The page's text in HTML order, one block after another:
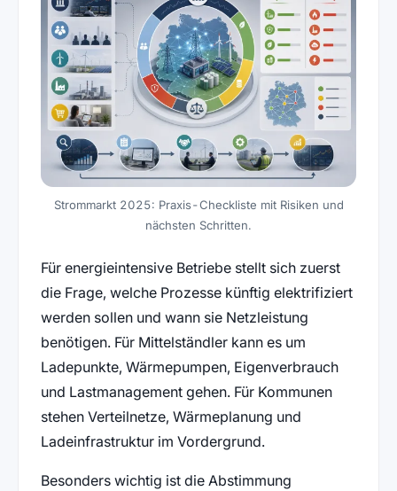
Strommarkt 2025: Praxis-Checkliste mit Risiken und
nächsten Schritten.
Für energieintensive Betriebe stellt sich zuerst
die Frage, welche Prozesse künftig elektrifiziert
werden sollen und wann sie Netzleistung
benötigen. Für Mittelständler kann es um
Ladepunkte, Wärmepumpen, Eigenverbrauch
und Lastmanagement gehen. Für Kommunen
stehen Verteilnetze, Wärmeplanung und
Ladeinfrastruktur im Vordergrund.
Besonders wichtig ist die Abstimmung